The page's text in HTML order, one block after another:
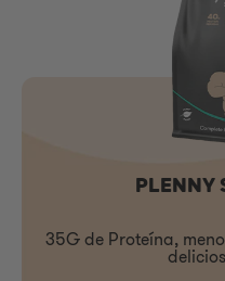
PLENNY
35G de Proteína,